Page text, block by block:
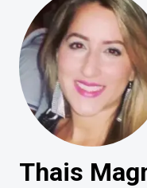
Thais